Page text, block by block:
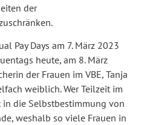
der
Pay Days am 7. März 2023
heute, am 8. März
der Frauen im VBE, Tanja
weiblich. Wer Teilzeit im
die Selbstbestimmung von
weshalb so viele Frauen in